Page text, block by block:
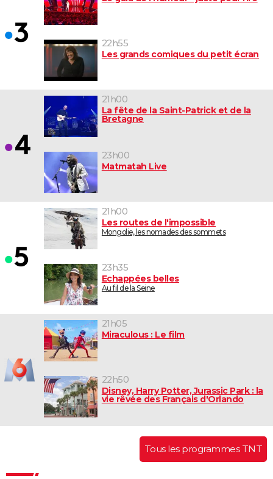
22h55
Les grands comiques du petit écran
21h00
La fête de la Saint-Patrick et de la
Bretagne
23h00
Matmatah Live
21h00
Les routes de l'impossible
Mongolie, les nomades des sommets
23h35
Echappées belles
Au fil de la Seine
21h05
Miraculous : Le film
22h50
Disney, Harry Potter, Jurassic Park : la
vie rêvée des Français d'Orlando
Tous les programmes TNT